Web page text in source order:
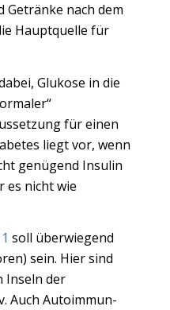
Getränke nach dem
Hauptquelle für
Glukose in die
für einen
liegt vor, wenn
genügend Insulin
es nicht wie
soll überwiegend
sein. Hier sind
Inseln der
Auch Autoimmun-